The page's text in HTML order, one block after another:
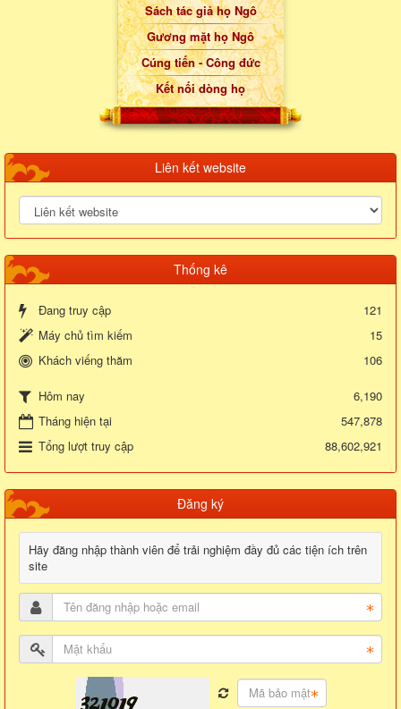
Sách tác giả họ Ngô
Gương mặt họ Ngô
Cúng tiến - Công đức
Kết nối dòng họ
Liên kết website
Thống kê
Đang truy cập
121
Máy chủ tìm kiếm
15
Khách viếng thăm
106
Hôm nay
6,190
Tháng hiện tại
547,878
Tổng lượt truy cập
88,602,921
Đăng ký
Hãy đăng nhập thành viên để trải nghiệm đầy đủ các tiện ích trên
site